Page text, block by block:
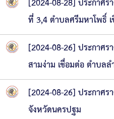
ที่ 3,4 ตำบลศรีมหาโพธิ์
[2024-08-26] ประกาศ
สามง่าม เชื่อมต่อ ตำบล
[2024-08-26] ประกาศ
จังหวัดนครปฐม